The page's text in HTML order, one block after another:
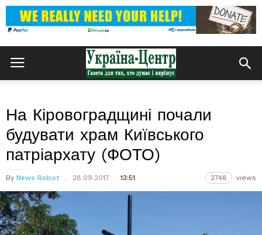
На Кіровоградщині почали
будувати храм Київського
патріархату (ФОТО)
By News Robot 28.09.2017 13:51 2748 views